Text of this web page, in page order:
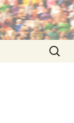
Szukaj: